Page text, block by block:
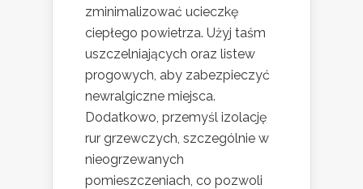
zminimalizować ucieczkę
ciepłego powietrza. Użyj taśm
uszczelniających oraz listew
progowych, aby zabezpieczyć
newralgiczne miejsca.
Dodatkowo, przemyśl izolację
rur grzewczych, szczególnie w
nieogrzewanych
pomieszczeniach, co pozwoli